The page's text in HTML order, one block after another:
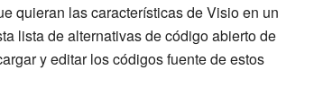
quieran las características de Visio en un
lista de alternativas de código abierto de
y editar los códigos fuente de estos